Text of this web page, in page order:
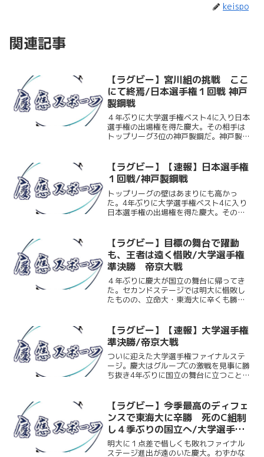
keispo
関連記事
【ラグビー】宮川組の挑戦 ここ
にて終焉/日本選手権１回戦 神戸
製鋼戦
４年ぶりに大学選手権ベスト4に入り日本
選手権の出場権を得た慶大。その相手は
トップリーグ3位の神戸製鋼だ。神戸製鋼
鋼の注目選手はCTBジャック・フーリー
とLOアンドリー...
【ラグビー】【速報】日本選手権
１回戦/神戸製鋼戦
トップリーグの壁はあまりにも高かっ
た。4年ぶりに大学選手権ベスト4に入り
日本選手権の出場権を得た慶大。その相
う強敵に対し慶大はなすすべもなく完敗
を喫してしまった。第51...
【ラグビー】目標の舞台で躍動
も、王者は遠く惜敗/大学選手権
準決勝 帝京大戦
４年ぶりに慶大が国立の舞台に帰ってき
た。セカンドステージでは明大に惜敗し
たものの、立命大・東海大に辛くも勝利
となった。その準決勝の相手は王者・帝
京大。大学選手権４連覇...
【ラグビー】【速報】大学選手権
準決勝/帝京大戦
ついに迎えた大学選手権ファイナルステ
ージ。慶大はグループCの激戦を見事に勝
ち抜き4年ぶりに国立の舞台に立つことが
前半こそディフェンス面で粘り3点のビハ
インドで試合を折り...
【ラグビー】今季最高のディフェ
ンスで東海大に辛勝 死のC組制
し４季ぶりの国立へ/大学選手権
第３戦 東海大戦
明大に１点差で惜しくも敗れファイナル
ステージ進出が遠のいた慶大。わずかな